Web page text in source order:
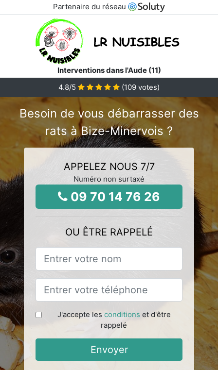
Partenaire du réseau
Interventions dans l'Aude (11)
4.8/5 (109 votes)
Besoin de vous débarrasser des
rats à Bize-Minervois ?
APPELEZ NOUS 7/7
Numéro non surtaxé
09 70 14 76 26
OU ÊTRE RAPPELÉ
J'accepte les conditions et d'être
rappelé
Envoyer